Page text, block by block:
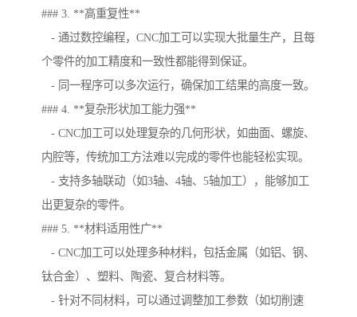
### 3. **高重复性**
- 通过数控编程，CNC加工可以实现大批量生产，且每
个零件的加工精度和一致性都能得到保证。
- 同一程序可以多次运行，确保加工结果的高度一致。
### 4. **复杂形状加工能力强**
- CNC加工可以处理复杂的几何形状，如曲面、螺旋、
内腔等，传统加工方法难以完成的零件也能轻松实现。
- 支持多轴联动（如3轴、4轴、5轴加工），能够加工
出更复杂的零件。
### 5. **材料适用性广**
- CNC加工可以处理多种材料，包括金属（如铝、钢、
钛合金）、塑料、陶瓷、复合材料等。
- 针对不同材料，可以通过调整加工参数（如切削速